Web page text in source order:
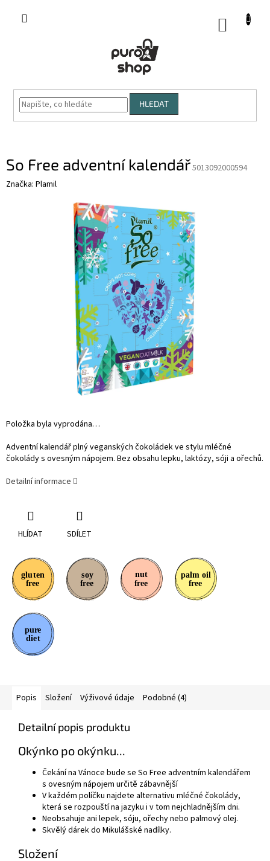
HLEDAT
So Free adventní kalendář5013092000594
Značka: Plamil
Položka byla vyprodána…
Adventní kalendář plný veganských čokoládek ve stylu mléčné
čokolády s ovesným nápojem. Bez obsahu lepku, laktózy, sóji a ořechů.
Detailní informace
HLÍDAT SDÍLET
Popis Složení Výživové údaje Podobné (4)
Detailní popis produktu
Okýnko po okýnku...
Čekání na Vánoce bude se So Free adventním kalendářem
s ovesným nápojem určitě zábavnější
V každém políčku najdete alternativu mléčné čokolády,
která se rozpouští na jazyku i v tom nejchladnějším dni.
Neobsahuje ani lepek, sóju, ořechy nebo palmový olej.
Skvělý dárek do Mikulášské nadílky.
Složení